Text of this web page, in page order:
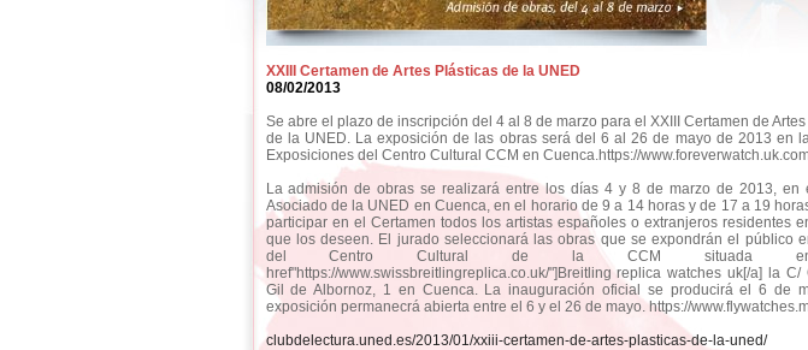
XXIII Certamen de Artes Plásticas de la UNED
08/02/2013
Se abre el plazo de inscripción del 4 al 8 de marzo para el XXIII Certamen de
de la UNED. La exposición de las obras será del 6 al 26 de mayo de 2013 en
Exposiciones del Centro Cultural CCM en Cuenca.https://
La admisión de obras se realizará entre los días 4 y 8 de marzo de 2013, en
Asociado de la UNED en Cuenca, en el horario de 9 a 14 horas y de 17 a 19
participar en el Certamen todos los artistas españoles o extranjeros residentes
que los deseen. El jurado seleccionará las obras que se expondrán el público
del Centro Cultural de la CCM situada
href"https://www.swissbreitlingreplica.co.uk/"]Breitling replica watches uk[/a] la C/
Gil de Albornoz, 1 en Cuenca. La inauguración oficial se producirá el 6 de
exposición permanecrá abierta entre el 6 y el 26 de mayo. https://
clubdelectura.uned.es/2013/01/xxiii-certamen-de-artes-plasticas-de-la-uned/